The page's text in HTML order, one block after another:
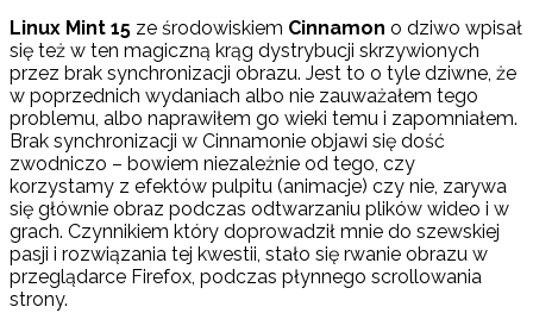
Linux Mint 15 ze środowiskiem Cinnamon o dziwo wpisał
się też w ten magiczną krąg dystrybucji skrzywionych
przez brak synchronizacji obrazu. Jest to o tyle dziwne, że
w poprzednich wydaniach albo nie zauważałem tego
problemu, albo naprawiłem go wieki temu i zapomniałem.
Brak synchronizacji w Cinnamonie objawi się dość
zwodniczo – bowiem niezależnie od tego, czy
korzystamy z efektów pulpitu (animacje) czy nie, zarywa
się głównie obraz podczas odtwarzaniu plików wideo i w
grach. Czynnikiem który doprowadził mnie do szewskiej
pasji i rozwiązania tej kwestii, stało się rwanie obrazu w
przeglądarce Firefox, podczas płynnego scrollowania
strony.